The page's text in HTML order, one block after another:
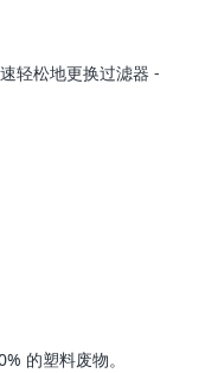
轻松地更换过滤器 -
的塑料废物。